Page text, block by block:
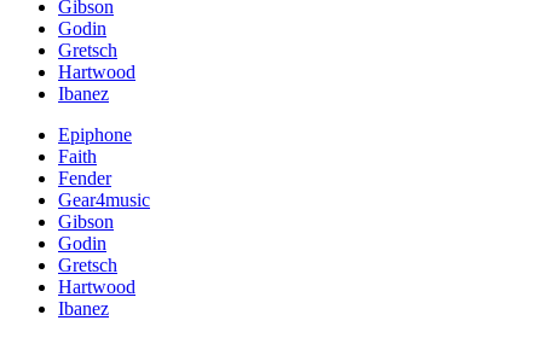
Gibson
Godin
Gretsch
Hartwood
Ibanez
Epiphone
Faith
Fender
Gear4music
Gibson
Godin
Gretsch
Hartwood
Ibanez